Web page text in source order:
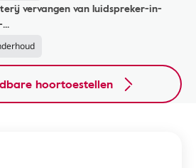
vervangen van luidspreker-in-
hoortoestellen